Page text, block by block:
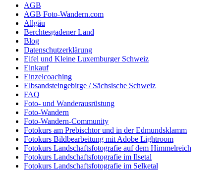
AGB
AGB Foto-Wandern.com
Allgäu
Berchtesgadener Land
Blog
Datenschutzerklärung
Eifel und Kleine Luxemburger Schweiz
Einkauf
Einzelcoaching
Elbsandsteingebirge / Sächsische Schweiz
FAQ
Foto- und Wanderausrüstung
Foto-Wandern
Foto-Wandern-Community
Fotokurs am Prebischtor und in der Edmundsklamm
Fotokurs Bildbearbeitung mit Adobe Lightroom
Fotokurs Landschaftsfotografie auf dem Himmelreich
Fotokurs Landschaftsfotografie im Ilsetal
Fotokurs Landschaftsfotografie im Selketal